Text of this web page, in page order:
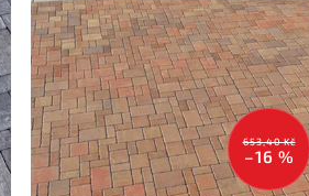
653,40 Kč
–16 %